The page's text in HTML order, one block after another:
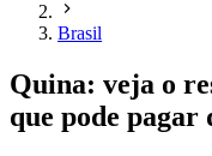
Brasil
Quina: veja o
que pode pagar